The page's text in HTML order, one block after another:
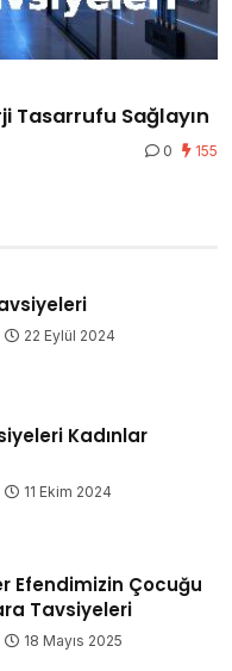
Tasarrufu Sağlayın
0 155
22 Eylül 2024
Kadınlar
11 Ekim 2024
Efendimizin Çocuğu
Tavsiyeleri
18 Mayıs 2025